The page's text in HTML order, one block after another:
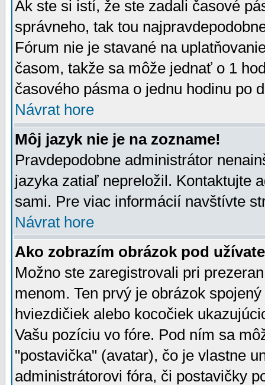
Ak ste si istí, že ste zadali časové
správneho, tak tou
Fórum nie je stavané na
časom, takže sa môže jednať o 1
časového pásma o jednu hodinu po
Návrat hore
Môj jazyk nie je na zozname!
Pravdepodobne administrátor
jazyka zatiaľ nepreložil. Kontaktujte
sami. Pre viac informácií navštívte
Návrat hore
Ako zobrazím obrázok pod
Možno ste zaregistrovali pri
menom. Ten prvý je obrázok
hviezdičiek alebo kocočiek
Vašu pozíciu vo fóre. Pod ním sa
"postavička" (avatar), čo je vlastne
administrátorovi fóra, či postavičky